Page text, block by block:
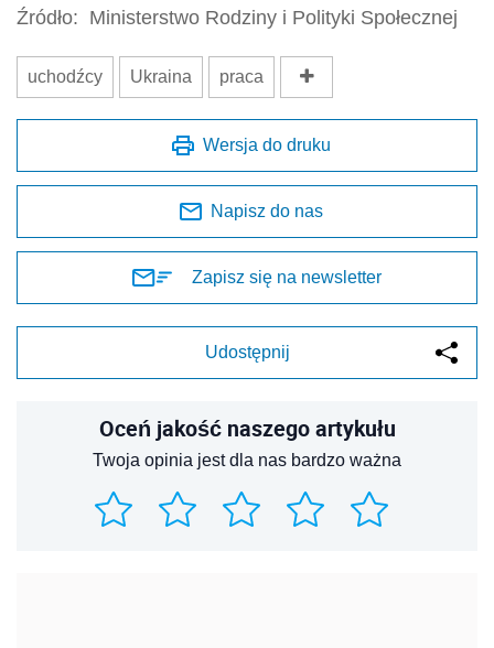
Źródło: Ministerstwo Rodziny i Polityki Społecznej
uchodźcy Ukraina praca
Wersja do druku
Napisz do nas
Zapisz się na newsletter
Udostępnij
Oceń jakość naszego artykułu
Twoja opinia jest dla nas bardzo ważna